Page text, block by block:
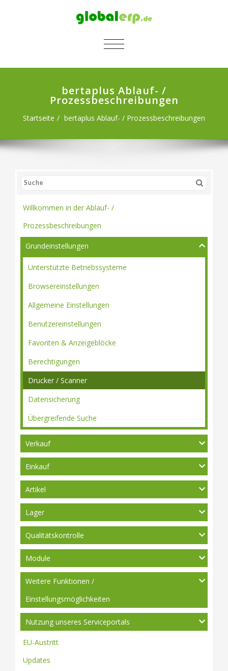
SCHALTE NAVIGATION
bertaplus Ablauf- /
Prozessbeschreibungen
Startseite bertaplus Ablauf- / Prozessbeschreibungen
Willkommen in der Ablauf- /
Prozessbeschreibungen
Grundeinstellungen
Unterstützte Betriebssysteme
Browsereinstellungen
Allgemeine Einstellungen
Benutzereinstellungen
Favoriten & Anzeigeblöcke
Berechtigungen
Drucker / Scanner
Datensicherung
Übergreifende Suche
Verkauf
Einkauf
Artikel
Lager
Qualitätskontrolle
Module
Weitere Funktionen /
Einstellungsmöglichkeiten
Nutzung unseres Serviceportals
EU-Austritt
Updates